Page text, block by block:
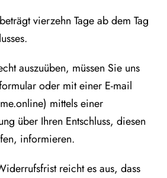
vierzehn Tage ab dem Tag
auszuüben, müssen Sie uns
oder mit einer E-mail
mittels einer
über Ihren Entschluss, diesen
informieren.
reicht es aus, dass